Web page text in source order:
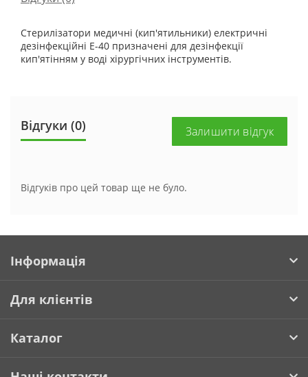
Стерилізатори медичні (кип'ятильники) електричні
дезінфекційні Е-40 призначені для дезінфекції
кип'ятінням у воді хірургічних інструментів.
Відгуки (0) Залишити відгук
Відгуків про цей товар ще не було.
Інформація
Для клієнтів
Каталог